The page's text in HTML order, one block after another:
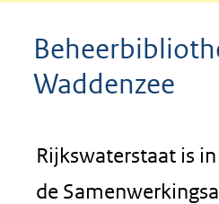
Waddenzee
Rijkswaterstaat is
de